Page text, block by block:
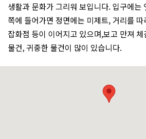
생활과 문화가 그리워 보입니다. 입구에는
쪽에 들어가면 정면에는 미제트, 거리를
잡화점 등이 이어지고 있으며,보고 만져
물건, 귀중한 물건이 많이 있습니다.